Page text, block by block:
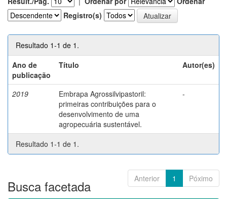
Registro(s)
Resultado 1-1 de 1.
Ano de
publicação
Título Autor(es)
2019
Embrapa Agrossilvipastoril:
primeiras contribuições para o
desenvolvimento de uma
agropecuária sustentável.
-
Resultado 1-1 de 1.
Anterior 1 Póximo
Busca facetada